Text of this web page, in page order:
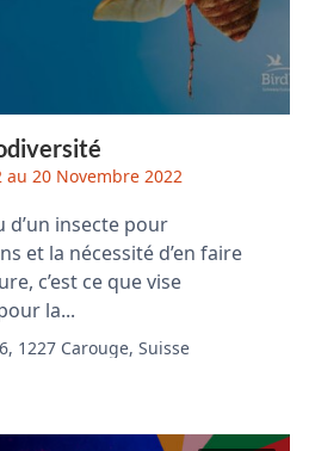
20 Novembre 2022
d’un insecte pour
et la nécessité d’en faire
c’est ce que vise
la...
1227 Carouge, Suisse